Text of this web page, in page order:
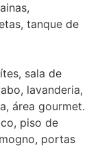
tanque de
sala de
lavanderia,
área gourmet.
piso de
portas